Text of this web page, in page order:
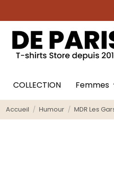
COLLECTION Femmes
Accueil Humour MDR Les